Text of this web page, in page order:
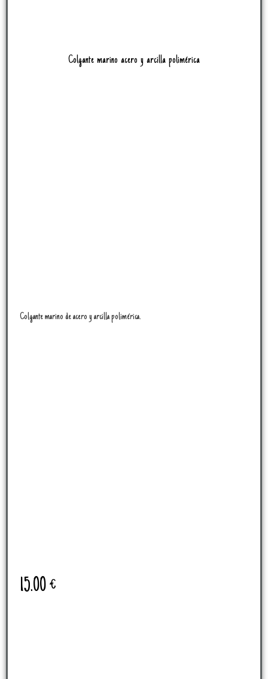
Colgante marino acero y arcilla polimérica
Colgante marino de acero y arcilla polimérica.
15.00€